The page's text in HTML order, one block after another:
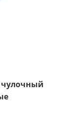
чулочный